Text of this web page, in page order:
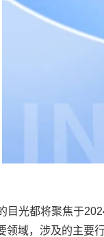
目光都将聚焦于
领域，涉及的主要